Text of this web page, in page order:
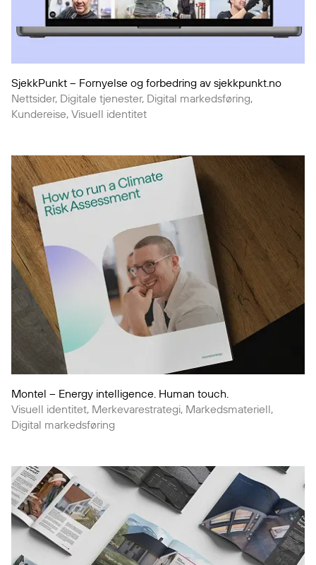
SjekkPunkt – Fornyelse og forbedring av sjekkpunkt.no
Nettsider, Digitale tjenester, Digital markedsføring,
Kundereise, Visuell identitet
Montel – Energy intelligence. Human touch.
Visuell identitet, Merkevarestrategi, Markedsmateriell,
Digital markedsføring